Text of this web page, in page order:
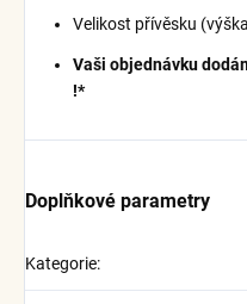
Velikost přívěsku
Vaši objednávku
!*
Doplňkové parametry
Kategorie: